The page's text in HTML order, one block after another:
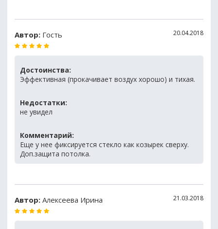
Автор: Гость 20.04.2018
Достоинства:
Эффективная (прокачивает воздух хорошо) и тихая.
Недостатки:
не увидел
Комментарий:
Еще у нее фиксируется стекло как козырек сверху.
Доп.защита потолка.
Автор: Алексеева Ирина 21.03.2018